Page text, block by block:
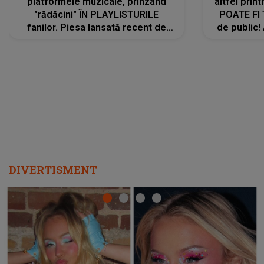
"rădăcini" ÎN PLAYLISTURILE
fanilor. Piesa lansată recent de
POATE FI
de public!
DIVERTISMENT